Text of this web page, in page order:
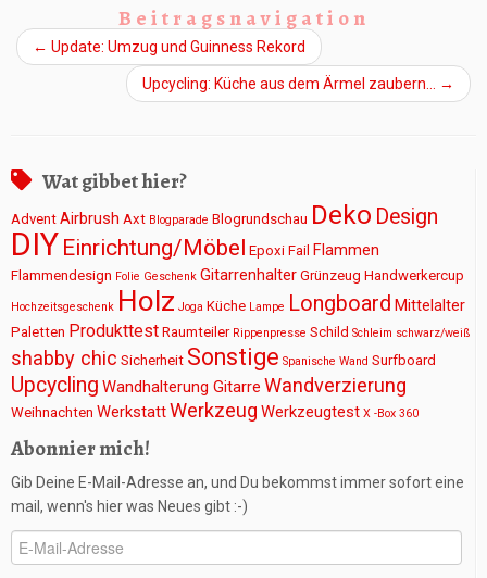
Beitragsnavigation
← Update: Umzug und Guinness Rekord
Upcycling: Küche aus dem Ärmel zaubern… →
Wat gibbet hier?
Advent Airbrush Axt Blogparade Blogrundschau Deko Design
DIY Einrichtung/Möbel Epoxi Fail Flammen
Flammendesign Folie Geschenk Gitarrenhalter Grünzeug Handwerkercup
Hochzeitsgeschenk Holz Joga Küche Lampe Longboard Mittelalter
Paletten Produkttest Raumteiler Rippenpresse Schild Schleim schwarz/weiß
shabby chic Sicherheit Sonstige Spanische Wand Surfboard
Upcycling Wandhalterung Gitarre Wandverzierung
Weihnachten WerkstattWerkzeug Werkzeugtest X -Box 360
Abonnier mich!
Gib Deine E-Mail-Adresse an, und Du bekommst immer sofort eine
mail, wenn's hier was Neues gibt :-)
E-
Mail-